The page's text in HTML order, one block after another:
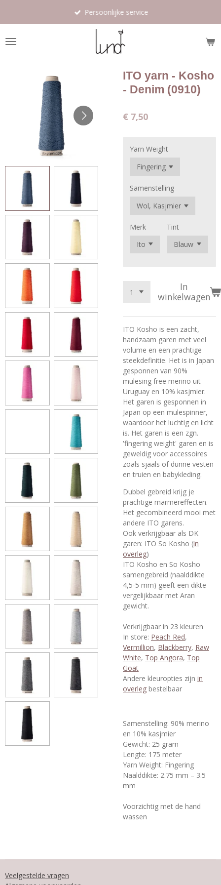
de
Persoonlijke service
ITO yarn - Kosho
- Denim (0910)
€ 7,50
Yarn Weight
Samenstelling
Merk Tint
In
winkelwagen
ITO Kosho is een zacht,
handzaam garen met veel
volume en een prachtige
steekdefinitie. Het is in Japan
gesponnen van 90%
mulesing free merino uit
Uruguay en 10% kasjmier.
Het garen is gesponnen in
Japan op een mulespinner,
waardoor het luchtig en licht
is. Het garen is een zgn.
'fingering weight' garen en is
geweldig voor accessoires
zoals sjaals of dunne vesten
en truien en babykleding.
Dubbel gebreid krijg je
prachtige marmereffecten.
Het gecombineerd mooi met
andere ITO garens.
Ook verkrijgbaar als DK
garen: ITO So Kosho (in
overleg)
ITO Kosho en So Kosho
samengebreid (naalddikte
4,5-5 mm) geeft een dikte
vergelijkbaar met Aran
gewicht.
Verkrijgbaar in 23 kleuren
In store: Peach Red,
Vermillion, Blackberry, Raw
White, Top Angora, Top
Goat
Andere kleuropties zijn in
overleg bestelbaar
Samenstelling: 90% merino
en 10% kasjmier
Gewicht: 25 gram
Lengte: 175 meter
Yarn Weight: Fingering
Naalddikte: 2.75 mm – 3.5
mm
Voorzichtig met de hand
wassen
Veelgestelde vragen